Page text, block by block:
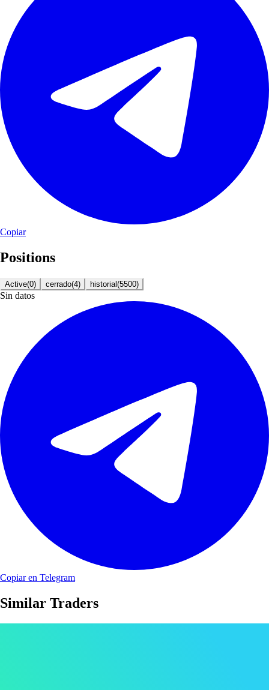
Copiar
Positions
Active(0) cerrado(4) historial(5500)
Sin datos
Copiar en Telegram
Similar Traders